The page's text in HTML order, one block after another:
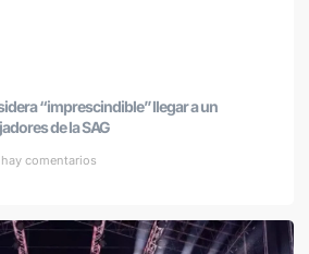
“imprescindible” llegar a un
de la SAG
comentarios